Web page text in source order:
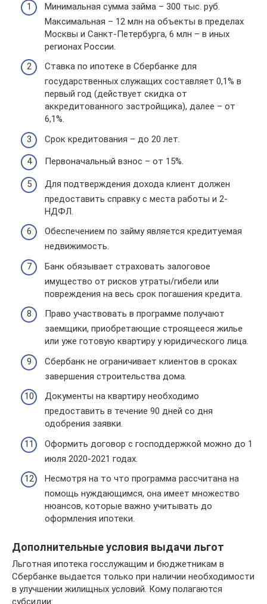
Минимальная сумма займа – 300 тыс. руб.
Максимальная – 12 млн на объекты в пределах
Москвы и Санкт-Петербурга, 6 млн – в иных
регионах России.
Ставка по ипотеке в Сбербанке для
государственных служащих составляет 0,1% в
первый год (действует скидка от
аккредитованного застройщика), далее – от
6,1%.
Срок кредитования – до 20 лет.
Первоначальный взнос – от 15%.
Для подтверждения дохода клиент должен
предоставить справку с места работы и 2-
НДФЛ.
Обеспечением по займу является кредитуемая
недвижимость.
Банк обязывает страховать залоговое
имущество от рисков утраты/гибели или
повреждения на весь срок погашения кредита.
Право участвовать в программе получают
заемщики, приобретающие строящееся жилье
или уже готовую квартиру у юридического лица.
Сбербанк не ограничивает клиентов в сроках
завершения строительства дома.
Документы на квартиру необходимо
предоставить в течение 90 дней со дня
одобрения заявки.
Оформить договор с господдержкой можно до 1
июля 2020-2021 годах.
Несмотря на то что программа рассчитана на
помощь нуждающимся, она имеет множество
нюансов, которые важно учитывать до
оформления ипотеки.
Дополнительные условия выдачи льгот
Льготная ипотека госслужащим и бюджетникам в
Сбербанке выдается только при наличии необходимости
в улучшении жилищных условий. Кому полагаются
субсидии: